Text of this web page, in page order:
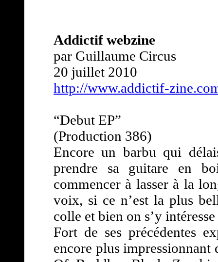
Addictif webzine
par Guillaume Circus
20 juillet 2010
http://www.addictif-
“Debut EP”
(Production 386)
Encore un barbu qui
prendre sa guitare en
commencer à lasser à la
voix, si ce n’est la plus
colle et bien on s’y
Fort de ses précédentes
encore plus impressionnant